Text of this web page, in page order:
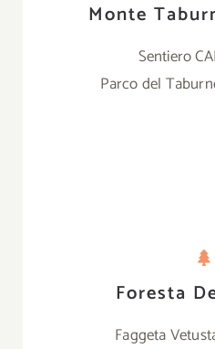
Monte
Sentiero
Parco del
Foresta
Faggeta